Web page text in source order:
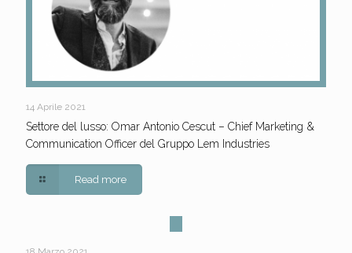
14 Aprile 2021
Settore del lusso: Omar Antonio Cescut – Chief Marketing &
Communication Officer del Gruppo Lem Industries
Read more